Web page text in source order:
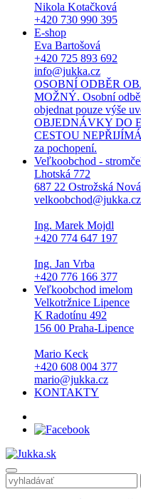
Nikola Kotačková
+420 730 990 395
E-shop
Eva Bartošová
+420 725 893 692
info@jukka.cz
OSOBNÍ ODBĚR
MOŽNÝ. Osobní
objednat pouze výše
OBJEDNÁVKY DO
CESTOU
za pochopení.
Veľkoobchod -
Lhotská 772
687 22 Ostrožská
velkoobchod@jukka.cz
Ing. Marek Mojdl
+420 774 647 197
Ing. Jan Vrba
+420 776 166 377
Veľkoobchod imelom
Velkotržnice Lipence
K Radotínu 492
156 00 Praha-Lipence
Mario Keck
+420 608 004 377
mario@jukka.cz
KONTAKTY